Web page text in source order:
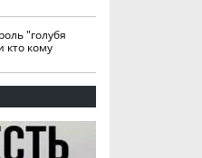
"голубя
кто кому